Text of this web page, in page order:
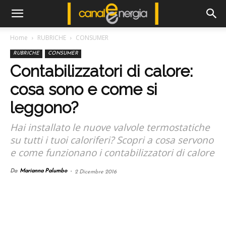
Home RUBRICHE CONSUMER
RUBRICHE CONSUMER
Contabilizzatori di calore:
cosa sono e come si
leggono?
Hai installato le nuove valvole termostatiche
su tutti i tuoi caloriferi? Scopri a cosa servono
e come funzionano i contabilizzatori di calore
Da Marianna Palumbo - 2 Dicembre 2016